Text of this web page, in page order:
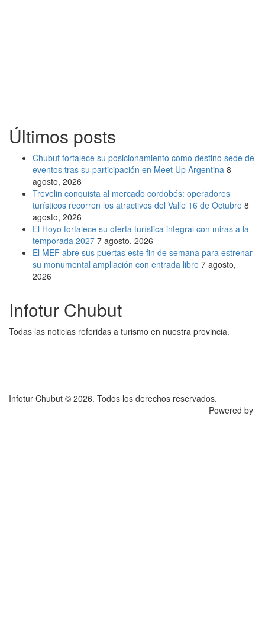
Últimos posts
Chubut fortalece su posicionamiento como destino sede de
eventos tras su participación en Meet Up Argentina 8
agosto, 2026
Trevelin conquista al mercado cordobés: operadores
turísticos recorren los atractivos del Valle 16 de Octubre 8
agosto, 2026
El Hoyo fortalece su oferta turística integral con miras a la
temporada 2027 7 agosto, 2026
El MEF abre sus puertas este fin de semana para estrenar
su monumental ampliación con entrada libre 7 agosto,
2026
Infotur Chubut
Todas las noticias referidas a turismo en nuestra provincia.
Infotur Chubut © 2026. Todos los derechos reservados.
Powered by